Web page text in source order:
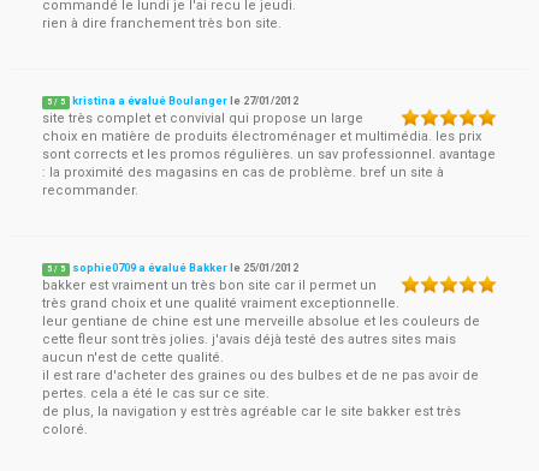
commandé le lundi je l'ai recu le jeudi.
rien à dire franchement très bon site.
5 / 5 kristina a évalué Boulanger le 27/01/2012
site très complet et convivial qui propose un large
choix en matière de produits électroménager et multimédia. les prix
sont corrects et les promos régulières. un sav professionnel. avantage
: la proximité des magasins en cas de problème. bref un site à
recommander.
5 / 5 sophie0709 a évalué Bakker le 25/01/2012
bakker est vraiment un très bon site car il permet un
très grand choix et une qualité vraiment exceptionnelle.
leur gentiane de chine est une merveille absolue et les couleurs de
cette fleur sont très jolies. j'avais déjà testé des autres sites mais
aucun n'est de cette qualité.
il est rare d'acheter des graines ou des bulbes et de ne pas avoir de
pertes. cela a été le cas sur ce site.
de plus, la navigation y est très agréable car le site bakker est très
coloré.